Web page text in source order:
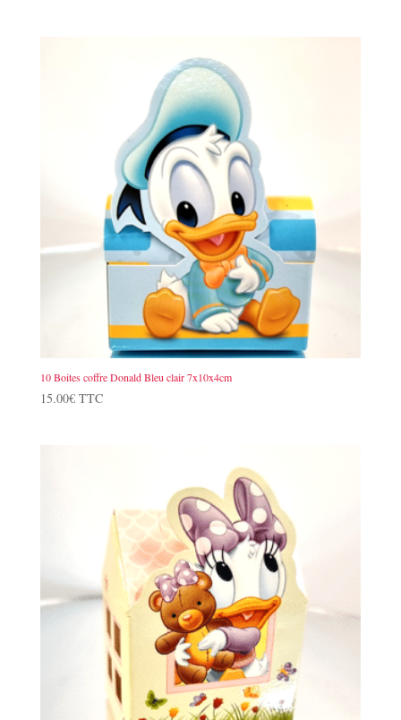
10 Boites coffre Donald Bleu clair 7x10x4cm
15.00€ TTC